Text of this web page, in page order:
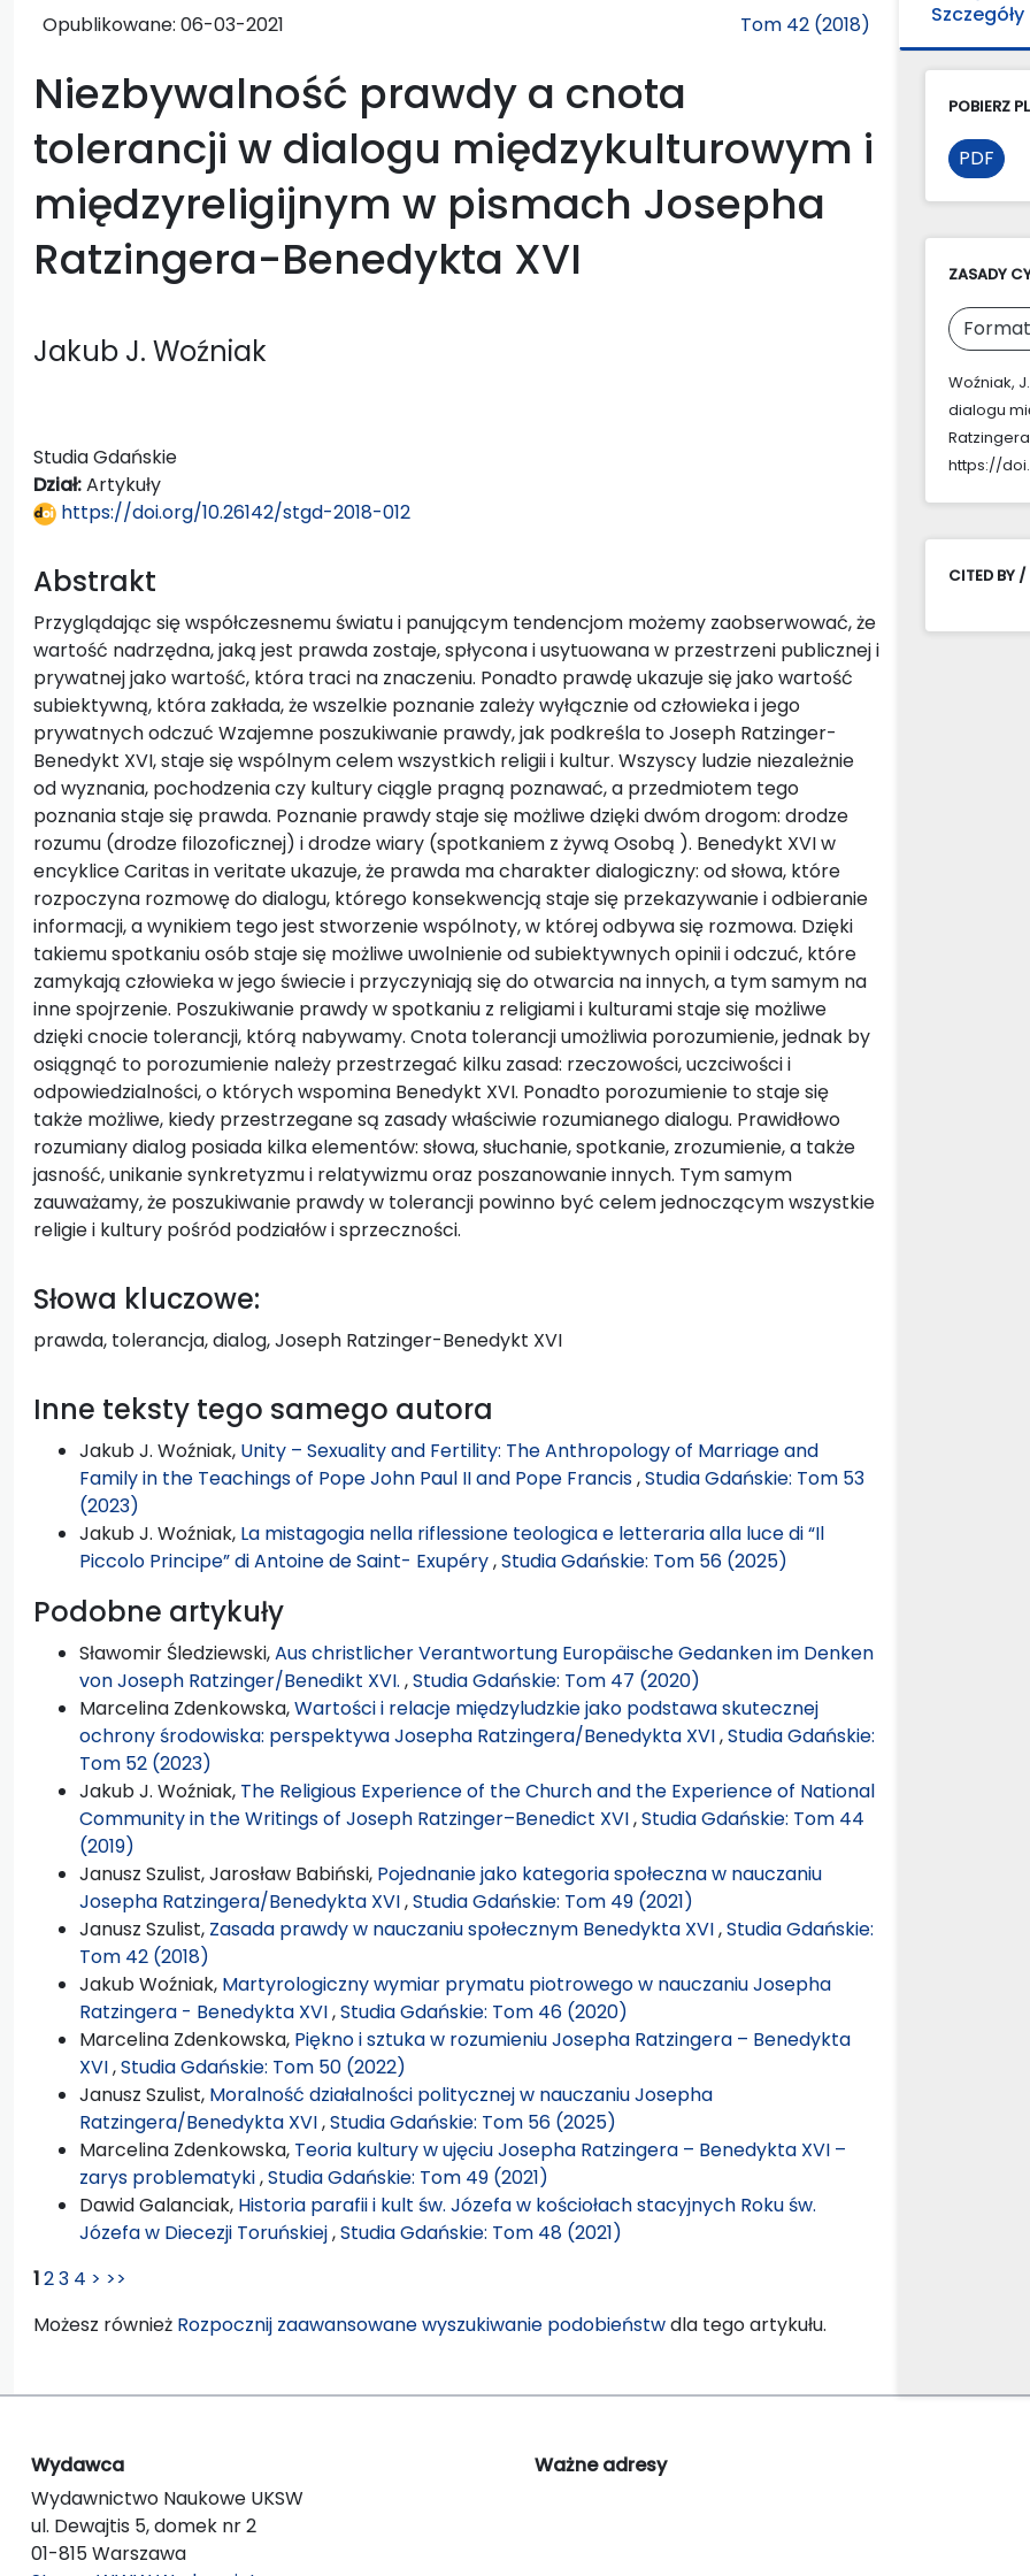
Opublikowane: 06-03-2021 Tom 42 (2018)
Niezbywalność prawdy a cnota
tolerancji w dialogu międzykulturowym i
międzyreligijnym w pismach Josepha
Ratzingera-Benedykta XVI
Jakub J. Woźniak
Studia Gdańskie
Dział:Artykuły
https://doi.org/10.26142/stgd-2018-012
Abstrakt
Przyglądając się współczesnemu światu i panującym tendencjom możemy zaobserwować, że
wartość nadrzędna, jaką jest prawda zostaje, spłycona i usytuowana w przestrzeni publicznej i
prywatnej jako wartość, która traci na znaczeniu. Ponadto prawdę ukazuje się jako wartość
subiektywną, która zakłada, że wszelkie poznanie zależy wyłącznie od człowieka i jego
prywatnych odczuć Wzajemne poszukiwanie prawdy, jak podkreśla to Joseph Ratzinger-
Benedykt XVI, staje się wspólnym celem wszystkich religii i kultur. Wszyscy ludzie niezależnie
od wyznania, pochodzenia czy kultury ciągle pragną poznawać, a przedmiotem tego
poznania staje się prawda. Poznanie prawdy staje się możliwe dzięki dwóm drogom: drodze
rozumu (drodze filozoficznej) i drodze wiary (spotkaniem z żywą Osobą ). Benedykt XVI w
encyklice Caritas in veritate ukazuje, że prawda ma charakter dialogiczny: od słowa, które
rozpoczyna rozmowę do dialogu, którego konsekwencją staje się przekazywanie i odbieranie
informacji, a wynikiem tego jest stworzenie wspólnoty, w której odbywa się rozmowa. Dzięki
takiemu spotkaniu osób staje się możliwe uwolnienie od subiektywnych opinii i odczuć, które
zamykają człowieka w jego świecie i przyczyniają się do otwarcia na innych, a tym samym na
inne spojrzenie. Poszukiwanie prawdy w spotkaniu z religiami i kulturami staje się możliwe
dzięki cnocie tolerancji, którą nabywamy. Cnota tolerancji umożliwia porozumienie, jednak by
osiągnąć to porozumienie należy przestrzegać kilku zasad: rzeczowości, uczciwości i
odpowiedzialności, o których wspomina Benedykt XVI. Ponadto porozumienie to staje się
także możliwe, kiedy przestrzegane są zasady właściwie rozumianego dialogu. Prawidłowo
rozumiany dialog posiada kilka elementów: słowa, słuchanie, spotkanie, zrozumienie, a także
jasność, unikanie synkretyzmu i relatywizmu oraz poszanowanie innych. Tym samym
zauważamy, że poszukiwanie prawdy w tolerancji powinno być celem jednoczącym wszystkie
religie i kultury pośród podziałów i sprzeczności.
Słowa kluczowe:
prawda, tolerancja, dialog, Joseph Ratzinger-Benedykt XVI
Inne teksty tego samego autora
Jakub J. Woźniak, Unity – Sexuality and Fertility: The Anthropology of Marriage and
Family in the Teachings of Pope John Paul II and Pope Francis,Studia Gdańskie: Tom 53
(2023)
Jakub J. Woźniak, La mistagogia nella riflessione teologica e letteraria alla luce di “Il
Piccolo Principe” di Antoine de Saint- Exupéry,Studia Gdańskie: Tom 56 (2025)
Podobne artykuły
Sławomir Śledziewski,Aus christlicher Verantwortung Europäische Gedanken im Denken
von Joseph Ratzinger/Benedikt XVI. ,Studia Gdańskie: Tom 47 (2020)
Marcelina Zdenkowska,Wartości i relacje międzyludzkie jako podstawa skutecznej
ochrony środowiska: perspektywa Josepha Ratzingera/Benedykta XVI,Studia Gdańskie:
Tom 52 (2023)
Jakub J. Woźniak, The Religious Experience of the Church and the Experience of National
Community in the Writings of Joseph Ratzinger–Benedict XVI,Studia Gdańskie: Tom 44
(2019)
Janusz Szulist, Jarosław Babiński, Pojednanie jako kategoria społeczna w nauczaniu
Josepha Ratzingera/Benedykta XVI,Studia Gdańskie: Tom 49 (2021)
Janusz Szulist, Zasada prawdy w nauczaniu społecznym Benedykta XVI,Studia Gdańskie:
Tom 42 (2018)
Jakub Woźniak, Martyrologiczny wymiar prymatu piotrowego w nauczaniu Josepha
Ratzingera - Benedykta XVI,Studia Gdańskie: Tom 46 (2020)
Marcelina Zdenkowska, Piękno i sztuka w rozumieniu Josepha Ratzingera – Benedykta
XVI,Studia Gdańskie: Tom 50 (2022)
Janusz Szulist, Moralność działalności politycznej w nauczaniu Josepha
Ratzingera/Benedykta XVI,Studia Gdańskie: Tom 56 (2025)
Marcelina Zdenkowska, Teoria kultury w ujęciu Josepha Ratzingera – Benedykta XVI –
zarys problematyki,Studia Gdańskie: Tom 49 (2021)
Dawid Galanciak, Historia parafii i kult św. Józefa w kościołach stacyjnych Roku św.
Józefa w Diecezji Toruńskiej,Studia Gdańskie: Tom 48 (2021)
123 4 > >>
Możesz również Rozpocznij zaawansowane wyszukiwanie podobieństwdla tego artykułu.
Szczegóły
POBIERZ
PDF
ZASADY
Woźniak,
dialogu
https://
CITED BY /
Wydawca
Wydawnictwo Naukowe UKSW
ul. Dewajtis 5, domek nr 2
01-815 Warszawa
Ważne adresy